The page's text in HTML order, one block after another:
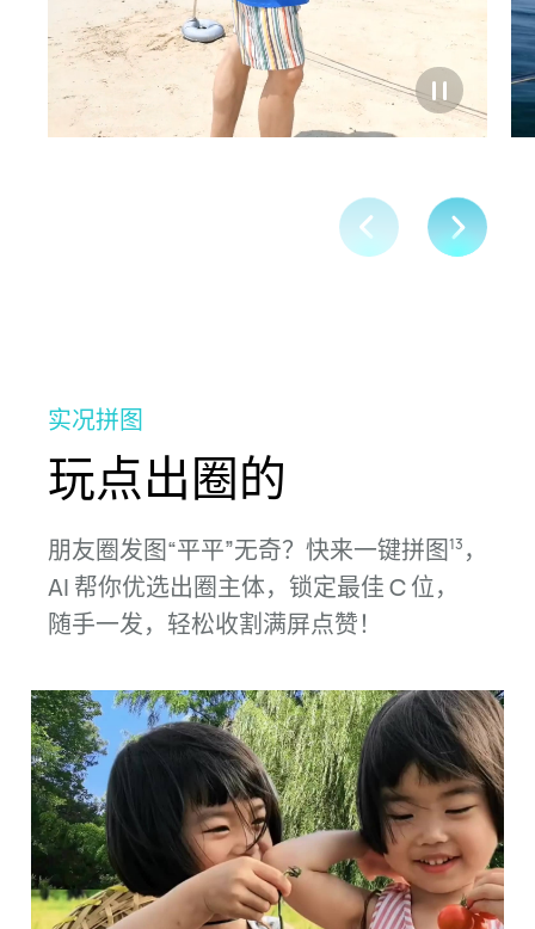
实况拼图
玩点出圈的
朋友圈发图“平平”无奇？快来一键拼图13 ，
AI 帮你优选出圈主体，锁定最佳C 位，
随手一发，轻松收割满屏点赞！